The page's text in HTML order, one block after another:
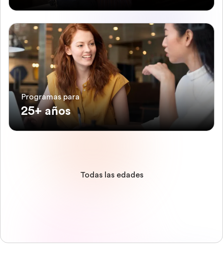
Programas para
25+ años
Todas las edades